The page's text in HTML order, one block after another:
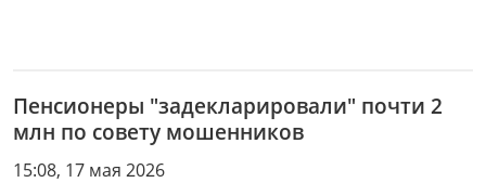
Пенсионеры "задекларировали" почти 2
млн по совету мошенников
15:08, 17 мая 2026